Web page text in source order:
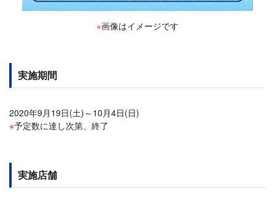
※画像はイメージです
実施期間
2020年9月19日(土)～10月4日(日)
予定数に達し次第、終了
実施店舗